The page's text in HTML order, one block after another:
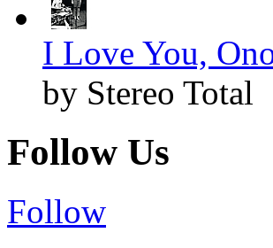
I Love You,
by Stereo Total
Follow Us
Follow